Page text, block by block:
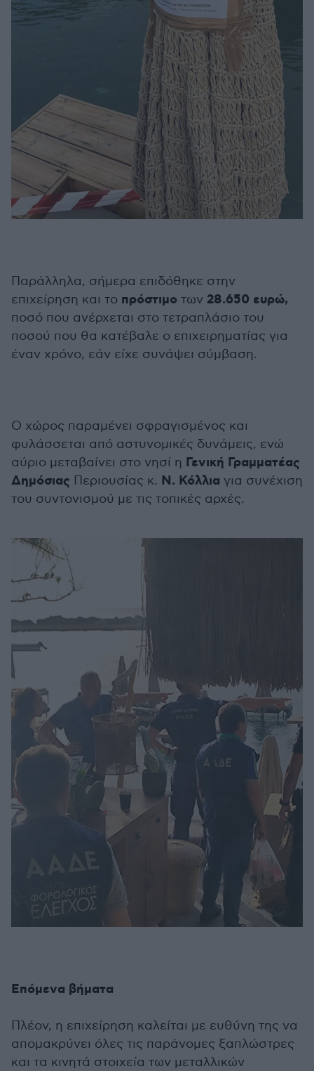
Παράλληλα, σήμερα επιδόθηκε στην
επιχείρηση και το πρόστιμο των 28.650 ευρώ,
ποσό που ανέρχεται στο τετραπλάσιο του
ποσού που θα κατέβαλε ο επιχειρηματίας για
έναν χρόνο, εάν είχε συνάψει σύμβαση.
Ο χώρος παραμένει σφραγισμένος και
φυλάσσεται από αστυνομικές δυνάμεις, ενώ
αύριο μεταβαίνει στο νησί η Γενική Γραμματέας
Δημόσιας Περιουσίας κ. Ν. Κόλλια για συνέχιση
του συντονισμού με τις τοπικές αρχές.
Επόμενα βήματα
Πλέον, η επιχείρηση καλείται με ευθύνη της να
απομακρύνει όλες τις παράνομες ξαπλώστρες
και τα κινητά στοιχεία των μεταλλικών